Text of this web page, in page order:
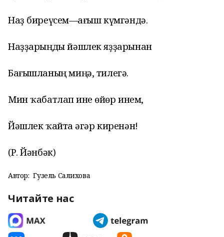
Наҙ биреүсем—һағыш күмгәндә.
Наҙҙарыңды йәшлек яҙҙарынан
Бағышланың миңә, тилегә.
Мин ҡабатлап һине һөйөр инем,
Йәшлек ҡайтһа әгәр киренән!
(Р. Йәнбәк)
Автор: Гузель Салихова
Читайте нас